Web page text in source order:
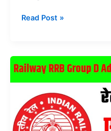
Birth
Apply:
जन्म
घर
से
ऑनलाइन
Read Post »